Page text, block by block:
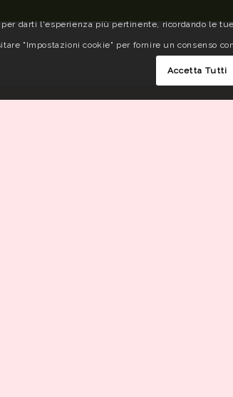
darti l'esperienza più pertinente, ricordando le
"Impostazioni cookie" per fornire un consenso
Accetta Tutti